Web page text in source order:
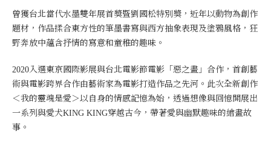
曾獲台北當代水墨雙年展首獎暨劉國松特別獎，近年以動物為創作
題材，作品揉合東方性的筆墨書寫與西方抽象表現及塗鴉風格，狂
野奔放中蘊含抒情的寫意和童稚的趣味。
2020入選東京國際影展與台北電影節電影「惡之畫」合作，首創藝
術與電影跨界合作由藝術家為電影打造作品之先河。此次全新創作
＜我的靈魂是愛＞以自身的情感記憶為始，透過想像與回憶開展出
一系列與愛犬KING KING穿越古今，帶著愛與幽默趣味的繪畫故
事。